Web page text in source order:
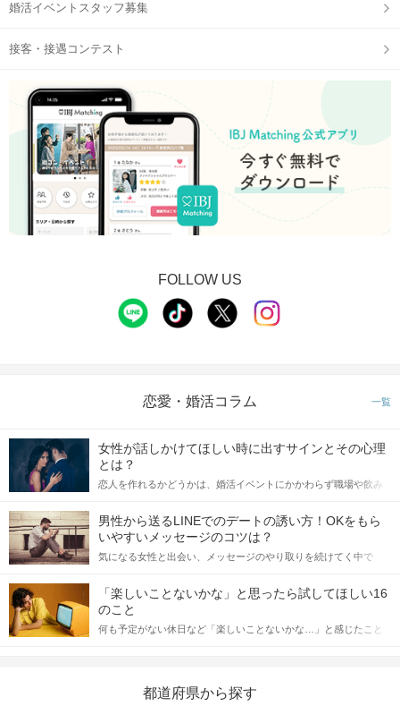
婚活イベントスタッフ募集
接客・接遇コンテスト
FOLLOW US
恋愛・婚活コラム 一覧
女性が話しかけてほしい時に出すサインとその心理
とは？
恋人を作れるかどうかは、婚活イベントにかかわらず職場や飲み
てアプローチできるかにも左右されます。 これから恋人作りを本
格的に始めようとしている方は、女性が異性を求めて出すサイン
をしっかりと理解し、正しい行動に移せるかどうかが重要。 この
記事では、女性が話しかけて欲しい時に出すサインとその心理を
合にどのような行動に繋げるべきかをご紹介していきます。
男性から送るLINEでのデートの誘い方！OKをもら
いやすいメッセージのコツは？
気になる女性と出会い、メッセージのやり取りを続けてく中で
しかし、中には「どう誘ったらいいの？」とお困りの男性もいら
っしゃるのではないでしょうか。 そこで今回は、男性から女性へ
送るLINEでのデートの誘い方のコツをご紹介します。例文も混じ
えながら解説するので、ぜひ参考にしてください。
「楽しいことないかな」と思ったら試してほしい16
のこと
何も予定がない休日など「楽しいことないかな…」と感じたこと
の楽しいことアイデアを集めました♪ いままさに楽しいことを探し
都道府県から探す